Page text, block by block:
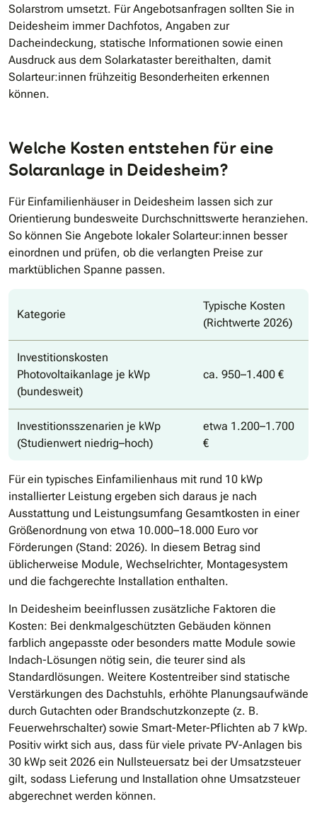
Solarstrom umsetzt. Für Angebotsanfragen sollten Sie in
Deidesheim immer Dachfotos, Angaben zur
Dacheindeckung, statische Informationen sowie einen
Ausdruck aus dem Solarkataster bereithalten, damit
Solarteur:innen frühzeitig Besonderheiten erkennen
können.
Welche Kosten entstehen für eine
Solaranlage in Deidesheim?
Für Einfamilienhäuser in Deidesheim lassen sich zur
Orientierung bundesweite Durchschnittswerte heranziehen.
So können Sie Angebote lokaler Solarteur:innen besser
einordnen und prüfen, ob die verlangten Preise zur
marktüblichen Spanne passen.
Kategorie
Typische Kosten
(Richtwerte 2026)
Investitionskosten
Photovoltaikanlage je kWp
(bundesweit)
ca. 950–1.400 €
Investitionsszenarien je kWp
(Studienwert niedrig–hoch)
etwa 1.200–1.700
€
Für ein typisches Einfamilienhaus mit rund 10 kWp
installierter Leistung ergeben sich daraus je nach
Ausstattung und Leistungsumfang Gesamtkosten in einer
Größenordnung von etwa 10.000–18.000 Euro vor
Förderungen (Stand: 2026). In diesem Betrag sind
üblicherweise Module, Wechselrichter, Montagesystem
und die fachgerechte Installation enthalten.
In Deidesheim beeinflussen zusätzliche Faktoren die
Kosten: Bei denkmalgeschützten Gebäuden können
farblich angepasste oder besonders matte Module sowie
Indach-Lösungen nötig sein, die teurer sind als
Standardlösungen. Weitere Kostentreiber sind statische
Verstärkungen des Dachstuhls, erhöhte Planungsaufwände
durch Gutachten oder Brandschutzkonzepte (z. B.
Feuerwehrschalter) sowie Smart-Meter-Pflichten ab 7 kWp.
Positiv wirkt sich aus, dass für viele private PV-Anlagen bis
30 kWp seit 2026 ein Nullsteuersatz bei der Umsatzsteuer
gilt, sodass Lieferung und Installation ohne Umsatzsteuer
abgerechnet werden können.